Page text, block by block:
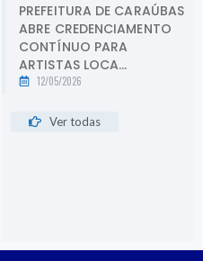
PREFEITURA DE CARAÚBAS
ABRE CREDENCIAMENTO
CONTÍNUO PARA
ARTISTAS LOCA...
12/05/2026
Ver todas